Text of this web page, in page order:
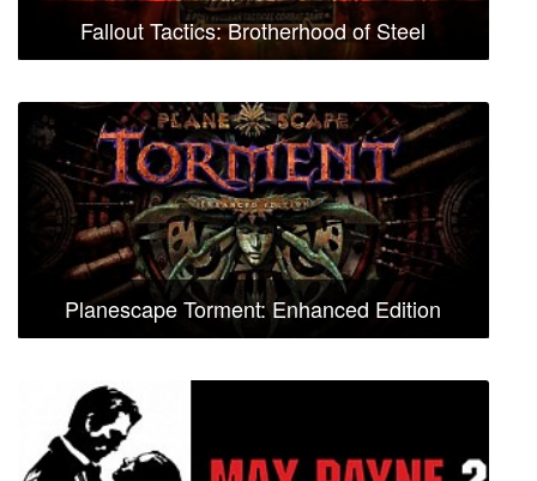
Fallout Tactics: Brotherhood of Steel
Planescape Torment: Enhanced Edition